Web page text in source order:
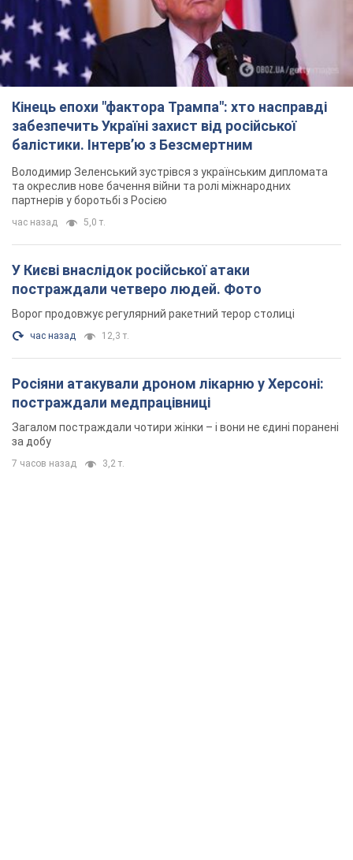
Кінець епохи "фактора Трампа": хто насправді
забезпечить Україні захист від російської
балістики. Інтерв’ю з Безсмертним
Володимир Зеленський зустрівся з українським дипломата
та окреслив нове бачення війни та ролі міжнародних
партнерів у боротьбі з Росією
час назад 5,0 т.
У Києві внаслідок російської атаки
постраждали четверо людей. Фото
Ворог продовжує регулярний ракетний терор столиці
час назад 12,3 т.
Росіяни атакували дроном лікарню у Херсоні:
постраждали медпрацівниці
Загалом постраждали чотири жінки – і вони не єдині поранені
за добу
7 часов назад 3,2 т.